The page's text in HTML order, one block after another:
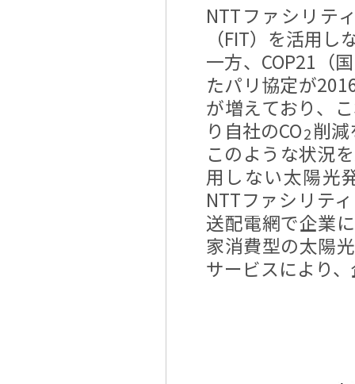
NTTファシリテ
（FIT）を活用
一方、COP21（
たパリ協定が
が増えており、
り自社のCO2削
このような状況
用しない太陽光
NTTファシリテ
送配電網で企業
家消費型の太陽
サービスにより